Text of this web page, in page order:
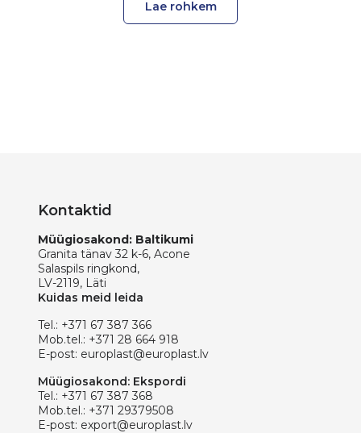
Lae rohkem
Kontaktid
Müügiosakond: Baltikumi
Granita tänav 32 k-6, Acone
Salaspils ringkond,
LV-2119, Läti
Kuidas meid leida
Tel.: +371 67 387 366
Mob.tel.: +371 28 664 918
E-post: europlast@europlast.lv
Müügiosakond: Ekspordi
Tel.: +371 67 387 368
Mob.tel.: +371 29379508
E-post: export@europlast.lv